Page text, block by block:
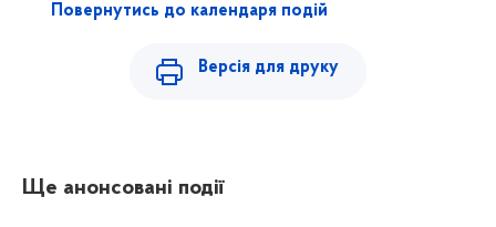
Повернутись до календаря подій
Версія для друку
Ще анонсовані події